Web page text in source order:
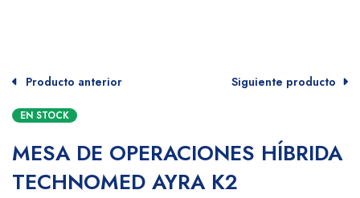
Producto anterior Siguiente producto
EN STOCK
MESA DE OPERACIONES HÍBRIDA
TECHNOMED AYRA K2